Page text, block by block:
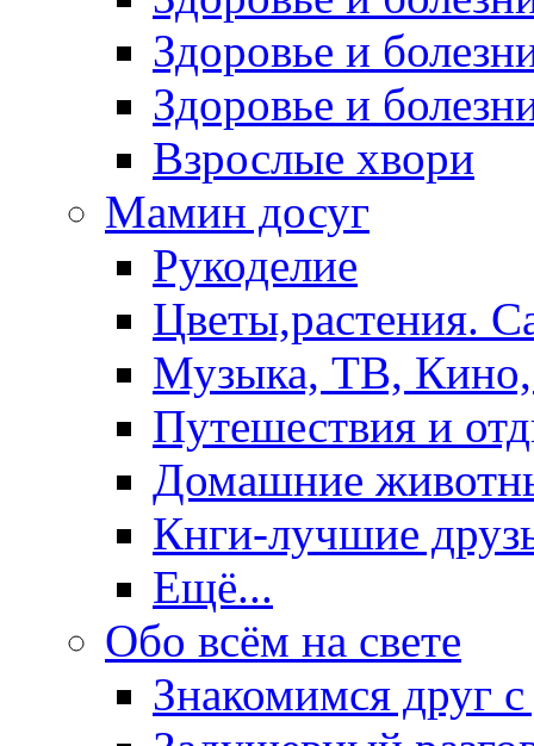
Здоровье и
Здоровье и
Взрослые хвори
Мамин досуг
Рукоделие
Цветы,растения.
Музыка, ТВ,
Путешествия и
Домашние
Кнги-лучшие
Ещё...
Обо всём на свете
Знакомимся друг